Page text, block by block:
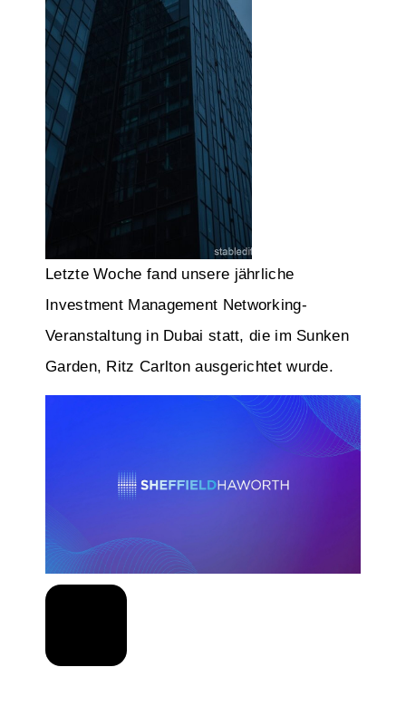
Letzte Woche fand unsere jährliche
Investment Management Networking-
Veranstaltung in Dubai statt, die im Sunken
Garden, Ritz Carlton ausgerichtet wurde.